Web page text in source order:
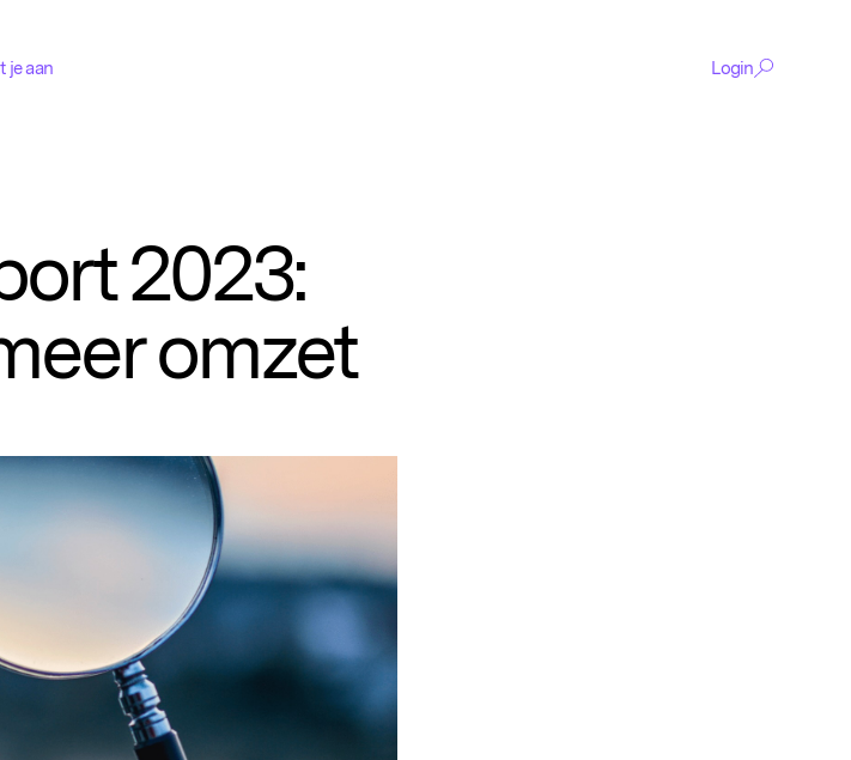
je aan Login
2023:
omzet
te analyseren en te verbeteren. De
te volgen, zodat we gepersonaliseerde content